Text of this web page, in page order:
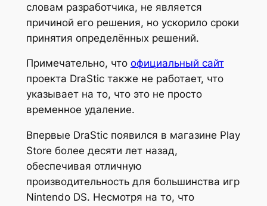
словам разработчика, не является
причиной его решения, но ускорило сроки
принятия определённых решений.
Примечательно, что официальный сайт
проекта DraStic также не работает, что
указывает на то, что это не просто
временное удаление.
Впервые DraStic появился в магазине Play
Store более десяти лет назад,
обеспечивая отличную
производительность для большинства игр
Nintendo DS. Несмотря на то, что